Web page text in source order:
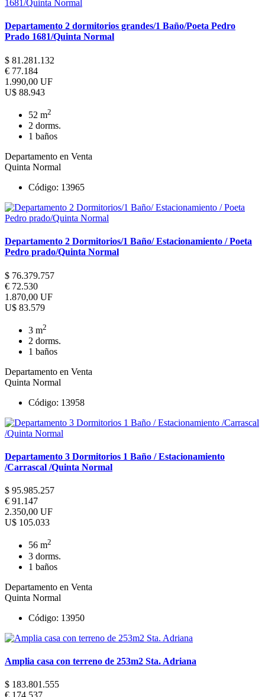
Departamento 2 dormitorios grandes/1 Baño/Poeta Pedro
Prado 1681/Quinta Normal
$ 81.281.132
€ 77.184
1.990,00 UF
U$ 88.943
52 m2
2 dorms.
1 baños
Departamento en Venta
Quinta Normal
Código: 13965
Departamento 2 Dormitorios/1 Baño/ Estacionamiento / Poeta
Pedro prado/Quinta Normal
$ 76.379.757
€ 72.530
1.870,00 UF
U$ 83.579
3 m2
2 dorms.
1 baños
Departamento en Venta
Quinta Normal
Código: 13958
Departamento 3 Dormitorios 1 Baño / Estacionamiento
/Carrascal /Quinta Normal
$ 95.985.257
€ 91.147
2.350,00 UF
U$ 105.033
56 m2
3 dorms.
1 baños
Departamento en Venta
Quinta Normal
Código: 13950
Amplia casa con terreno de 253m2 Sta. Adriana
$ 183.801.555